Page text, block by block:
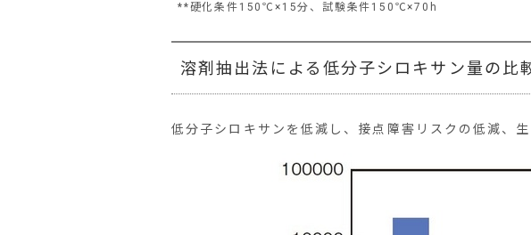
**硬化条件150℃×15分、試験条件150℃×70h
溶剤抽出法による低分子シロキサン量の比
低分子シロキサンを低減し、接点障害リスクの低減、